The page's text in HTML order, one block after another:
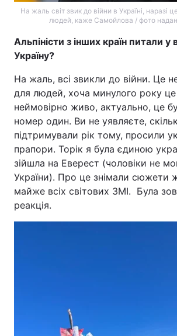
На жаль світ звик до війни в Україні, наразі
людей, каже Самойлова / фото
Альпіністи з інших країн питали у
Україну?
На жаль, всі звикли до війни. Це
для людей, хоча минулого року це
неймовірно живо, актуально, це
номер один. Ви не уявляєте,
підтримували рік тому, просили
прапори. Торік я була єдиною
зійшла на Еверест (чоловіки не
України). Про це знімали сюжети
майже всіх світових ЗМІ. Була
реакція.